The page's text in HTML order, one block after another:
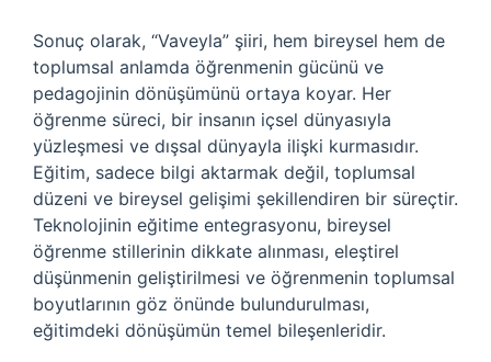
Sonuç olarak, “Vaveyla” şiiri, hem bireysel hem de
toplumsal anlamda öğrenmenin gücünü ve
pedagojinin dönüşümünü ortaya koyar. Her
öğrenme süreci, bir insanın içsel dünyasıyla
yüzleşmesi ve dışsal dünyayla ilişki kurmasıdır.
Eğitim, sadece bilgi aktarmak değil, toplumsal
düzeni ve bireysel gelişimi şekillendiren bir süreçtir.
Teknolojinin eğitime entegrasyonu, bireysel
öğrenme stillerinin dikkate alınması, eleştirel
düşünmenin geliştirilmesi ve öğrenmenin toplumsal
boyutlarının göz önünde bulundurulması,
eğitimdeki dönüşümün temel bileşenleridir.